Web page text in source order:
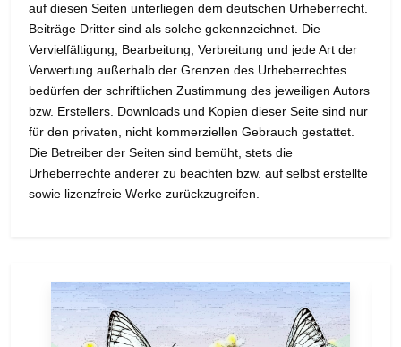
auf diesen Seiten unterliegen dem deutschen Urheberrecht.
Beiträge Dritter sind als solche gekennzeichnet. Die
Vervielfältigung, Bearbeitung, Verbreitung und jede Art der
Verwertung außerhalb der Grenzen des Urheberrechtes
bedürfen der schriftlichen Zustimmung des jeweiligen Autors
bzw. Erstellers. Downloads und Kopien dieser Seite sind nur
für den privaten, nicht kommerziellen Gebrauch gestattet.
Die Betreiber der Seiten sind bemüht, stets die
Urheberrechte anderer zu beachten bzw. auf selbst erstellte
sowie lizenzfreie Werke zurückzugreifen.